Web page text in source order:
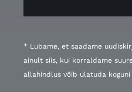
* Lubame, et saadame
ainult siis, kui korraldame
allahindlus võib ulatuda koguni